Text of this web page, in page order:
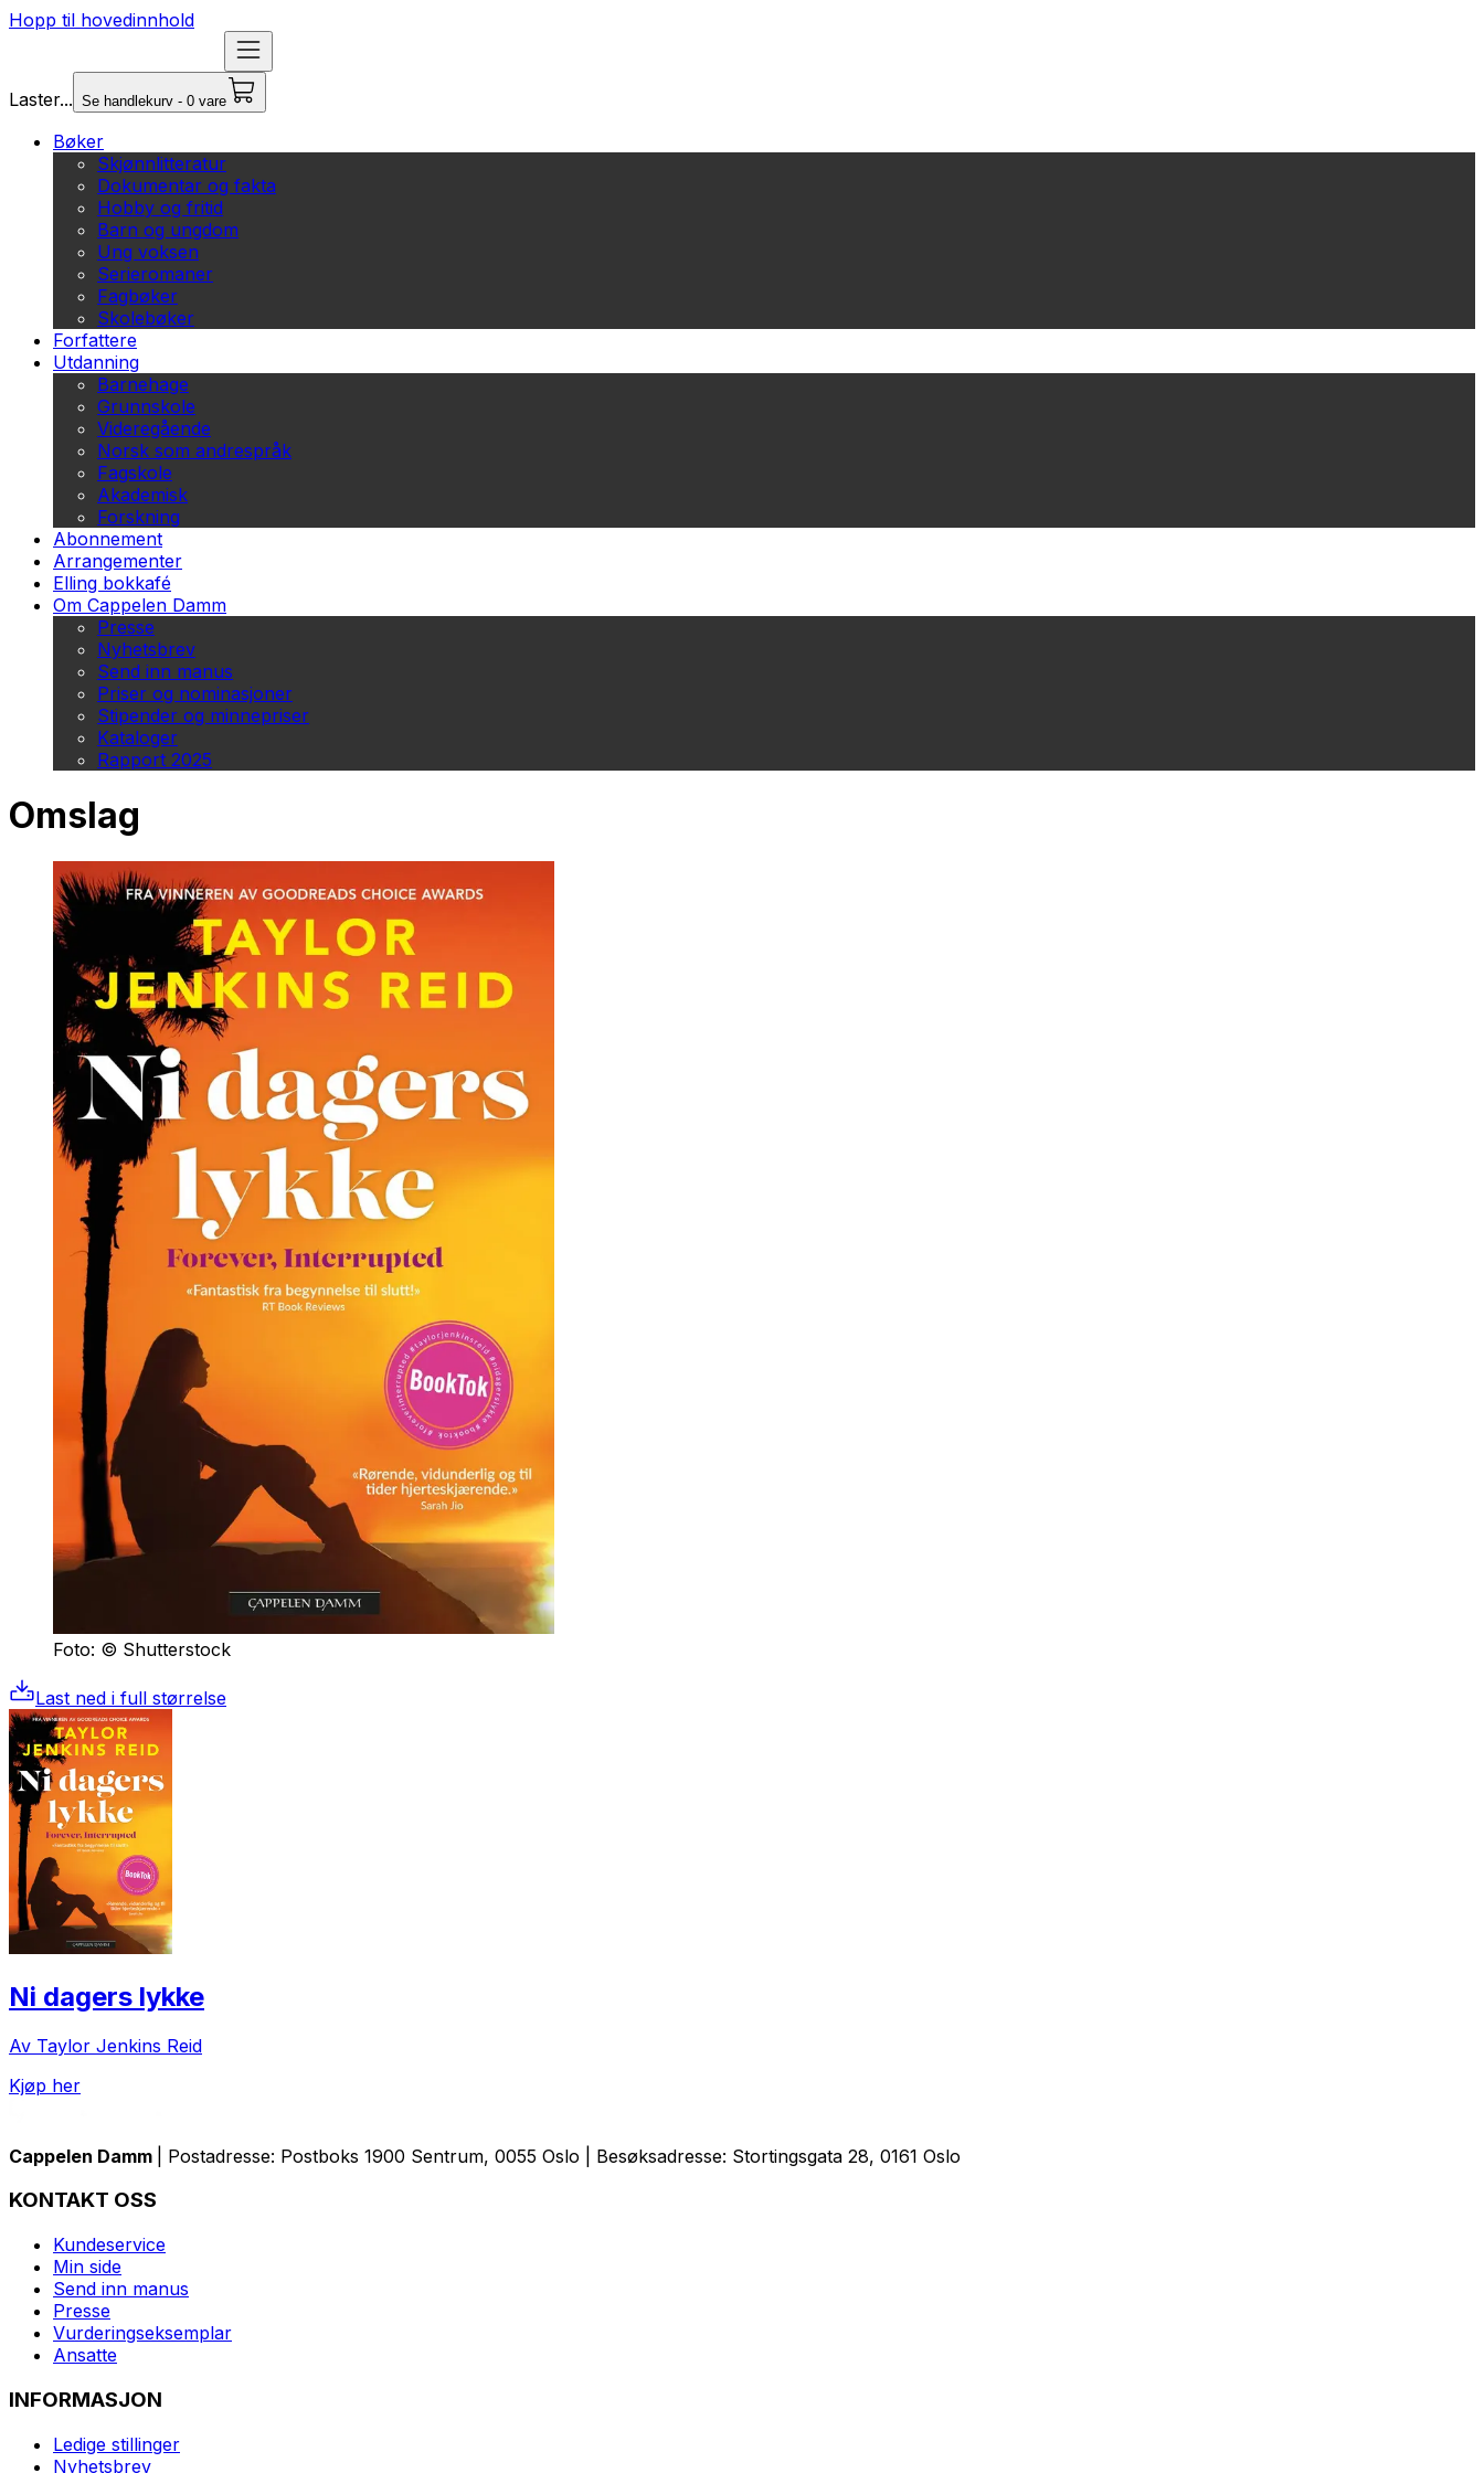
Hopp til hovedinnhold
Laster... Se handlekurv - 0 vare
Bøker
Skjønnlitteratur
Dokumentar og fakta
Hobby og fritid
Barn og ungdom
Ung voksen
Serieromaner
Fagbøker
Skolebøker
Forfattere
Utdanning
Barnehage
Grunnskole
Videregående
Norsk som andrespråk
Fagskole
Akademisk
Forskning
Abonnement
Arrangementer
Elling bokkafé
Om Cappelen Damm
Presse
Nyhetsbrev
Send inn manus
Priser og nominasjoner
Stipender og minnepriser
Kataloger
Rapport 2025
Omslag
Foto: © Shutterstock
Last ned i full størrelse
Ni dagers lykke
Av Taylor Jenkins Reid
Kjøp her
Cappelen Damm | Postadresse: Postboks 1900 Sentrum, 0055 Oslo | Besøksadresse: Stortingsgata 28, 0161 Oslo
KONTAKT OSS
Kundeservice
Min side
Send inn manus
Presse
Vurderingseksemplar
Ansatte
INFORMASJON
Ledige stillinger
Nyhetsbrev